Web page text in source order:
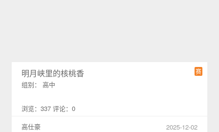
赛
明月峡里的核桃香
组别： 高中
浏览：337 评论：0
高仕豪
2025-12-02